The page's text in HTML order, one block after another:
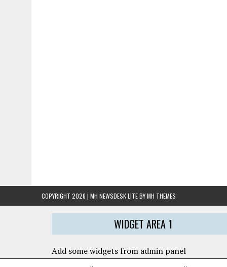
COPYRIGHT 2026 | MH NEWSDESK LITE BYMH THEMES
WIDGET AREA 1
Add some widgets from admin panel